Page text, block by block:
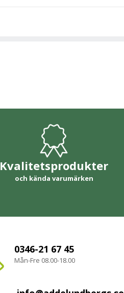
Kvalitetsprodukter
och kända varumärken
0346-21 67 45
Mån-Fre 08.00-18.00